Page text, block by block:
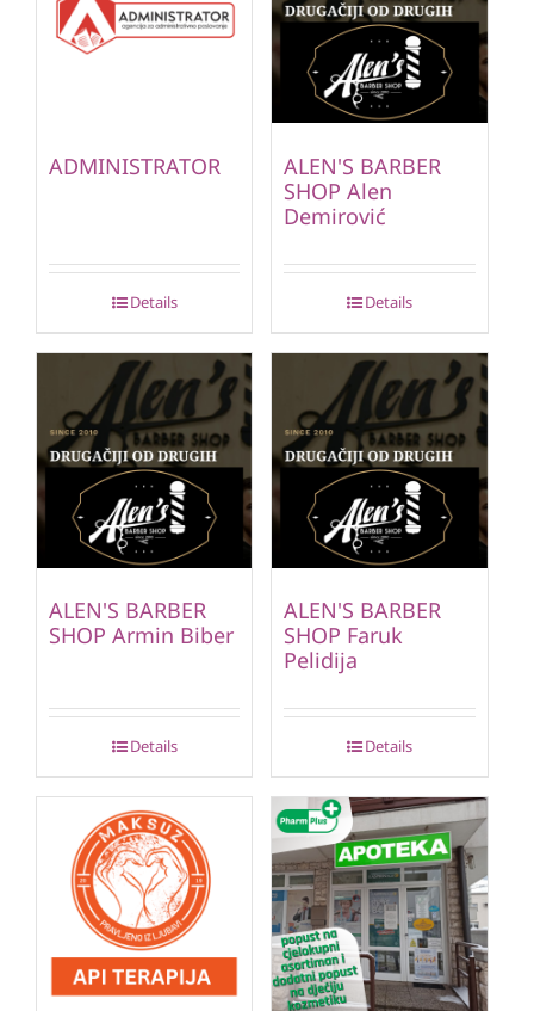
ADMINISTRATOR
Details
ALEN'S BARBER
SHOP Alen
Demirović
Details
ALEN'S BARBER
SHOP Armin Biber
Details
ALEN'S BARBER
SHOP Faruk
Pelidija
Details